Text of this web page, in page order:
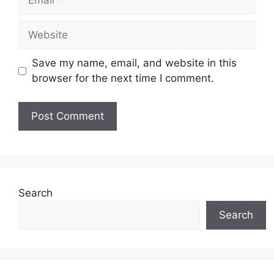
Website
Save my name, email, and website in this
browser for the next time I comment.
Search
Search